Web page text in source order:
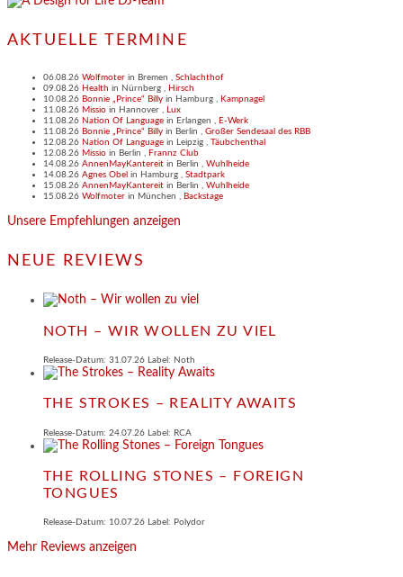
AKTUELLE TERMINE
06.08.26 Wolfmoter in Bremen , Schlachthof
09.08.26 Health in Nürnberg , Hirsch
10.08.26 Bonnie „Prince“ Billy in Hamburg , Kampnagel
11.08.26 Missio in Hannover , Lux
11.08.26 Nation Of Language in Erlangen , E-Werk
11.08.26 Bonnie „Prince“ Billy in Berlin , Großer Sendesaal des RBB
12.08.26 Nation Of Language in Leipzig , Täubchenthal
12.08.26 Missio in Berlin , Frannz Club
14.08.26 AnnenMayKantereit in Berlin , Wuhlheide
14.08.26 Agnes Obel in Hamburg , Stadtpark
15.08.26 AnnenMayKantereit in Berlin , Wuhlheide
15.08.26 Wolfmoter in München , Backstage
Unsere Empfehlungen anzeigen
NEUE REVIEWS
NOTH – WIR WOLLEN ZU VIEL
Release-Datum: 31.07.26 Label: Noth
THE STROKES – REALITY AWAITS
Release-Datum: 24.07.26 Label: RCA
THE ROLLING STONES – FOREIGN
TONGUES
Release-Datum: 10.07.26 Label: Polydor
Mehr Reviews anzeigen